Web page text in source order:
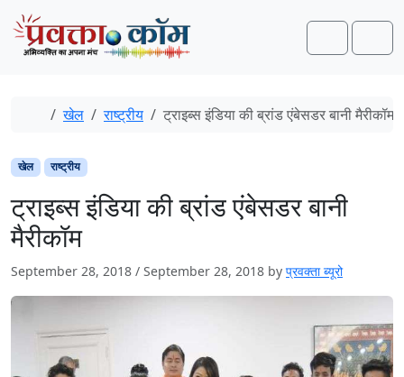
Skip to content
Skip to footer
Search
Home
खेल राष्ट्रीय ट्राइब्‍स इंडिया की ब्रांड एंबेसडर बानी मैरीकॉम
खेल राष्ट्रीय
ट्राइब्‍स इंडिया की ब्रांड एंबेसडर बानी
मैरीकॉम
September 28, 2018 / September 28, 2018 by प्रवक्ता ब्यूरो